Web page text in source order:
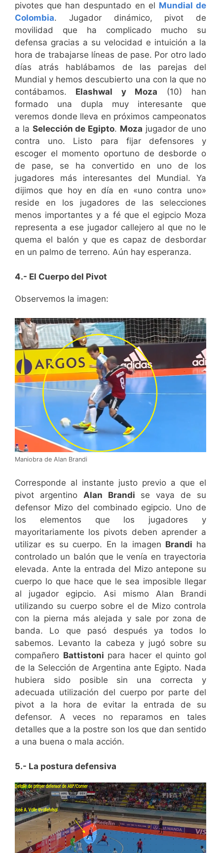
pivotes que han despuntado en el Mundial de
Colombia. Jugador dinámico, pivot de
movilidad que ha complicado mucho su
defensa gracias a su velocidad e intuición a la
hora de trabajarse líneas de pase. Por otro lado
días atrás hablábamos de las parejas del
Mundial y hemos descubierto una con la que no
contábamos. Elashwal y Moza (10) han
formado una dupla muy interesante que
veremos donde lleva en próximos campeonatos
a la Selección de Egipto. Moza jugador de uno
contra uno. Listo para fijar defensores y
escoger el momento oportuno de desborde o
de pase, se ha convertido en uno de los
jugadores más interesantes del Mundial. Ya
dijimos que hoy en día en «uno contra uno»
reside en los jugadores de las selecciones
menos importantes y a fé que el egipcio Moza
representa a ese jugador callejero al que no le
quema el balón y que es capaz de desbordar
en un palmo de terreno. Aún hay esperanza.
4.- El Cuerpo del Pivot
Observemos la imagen:
Maniobra de Alan Brandi
Corresponde al instante justo previo a que el
pivot argentino Alan Brandi se vaya de su
defensor Mizo del combinado egipcio. Uno de
los elementos que los jugadores y
mayoritariamente los pivots deben aprender a
utilizar es su cuerpo. En la imagen Brandi ha
controlado un balón que le venía en trayectoria
elevada. Ante la entrada del Mizo antepone su
cuerpo lo que hace que le sea imposible llegar
al jugador egipcio. Asi mismo Alan Brandi
utilizando su cuerpo sobre el de Mizo controla
con la pierna más alejada y sale por zona de
banda. Lo que pasó después ya todos lo
sabemos. Levanto la cabeza y jugó sobre su
compañero Battistoni para hacer el quinto gol
de la Selección de Argentina ante Egipto. Nada
hubiera sido posible sin una correcta y
adecuada utilización del cuerpo por parte del
pivot a la hora de evitar la entrada de su
defensor. A veces no reparamos en tales
detalles que a la postre son los que dan sentido
a una buena o mala acción.
5.- La postura defensiva